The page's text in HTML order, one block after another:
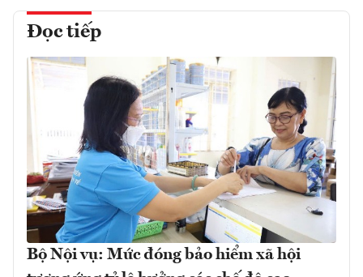
Đọc tiếp
Bộ Nội vụ: Mức đóng bảo hiểm xã hội